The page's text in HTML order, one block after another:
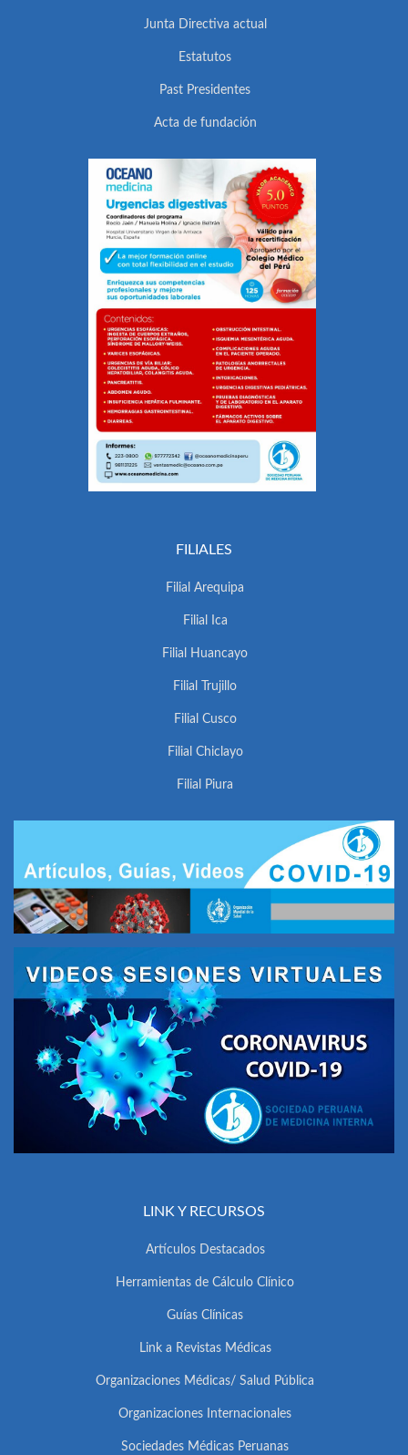
Junta Directiva actual
Estatutos
Past Presidentes
Acta de fundación
FILIALES
Filial Arequipa
Filial Ica
Filial Huancayo
Filial Trujillo
Filial Cusco
Filial Chiclayo
Filial Piura
LINK Y RECURSOS
Artículos Destacados
Herramientas de Cálculo Clínico
Guías Clínicas
Link a Revistas Médicas
Organizaciones Médicas/ Salud Pública
Organizaciones Internacionales
Sociedades Médicas Peruanas